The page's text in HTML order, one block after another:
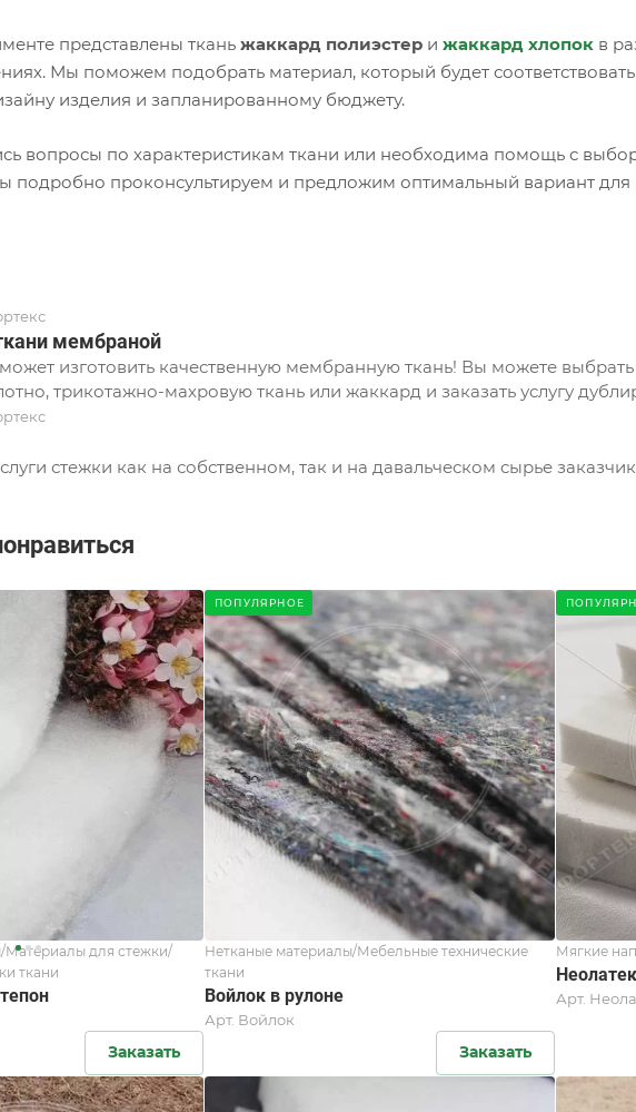
представлены ткань жаккард полиэстер и жаккард хлопок в
Мы поможем подобрать материал, который будет
изделия и запланированному бюджету.
вопросы по характеристикам ткани или необходима помощь с
подробно проконсультируем и предложим оптимальный вариант для
мембраной
изготовить качественную мембранную ткань! Вы можете выбрать
трикотажно-махровую ткань или жаккард и заказать услугу
стежки как на собственном, так и на давальческом сырье
Материалы для стежки/
ткани
Заказать
ПОПУЛЯРНОЕ
Нетканые материалы/Мебельные технические
ткани
Войлок в рулоне
Арт. Войлок
Заказать
Мягкие
Арт.